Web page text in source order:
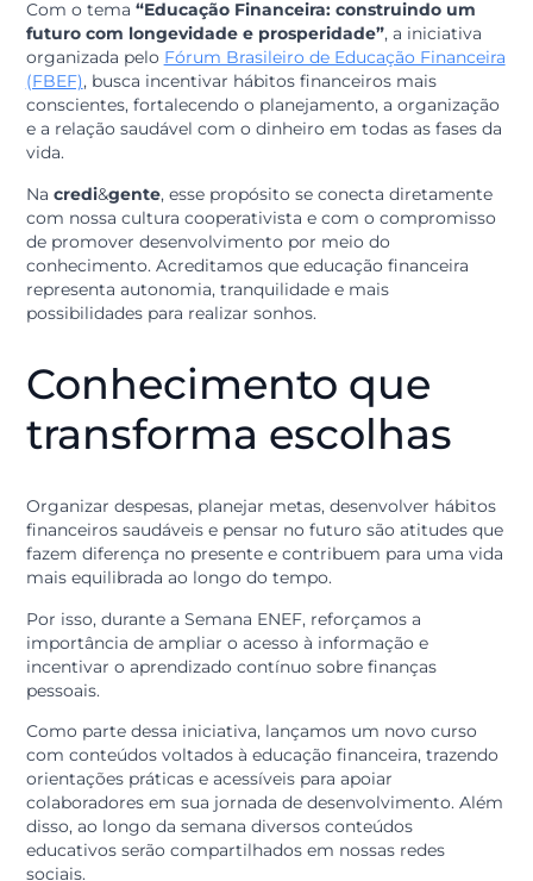
A Semana Nacional de Educação Financeira (ENEF)
começou trazendo um importante convite à reflexão:
como as escolhas de hoje podem contribuir para um
futuro mais equilibrado, seguro e próspero.
Com o tema“Educação Financeira: construindo um
futuro com longevidade e prosperidade”
organizada peloFórum Brasileiro de Educação
(FBEF), busca incentivar hábitos financeiros mais
conscientes, fortalecendo o planejamento, a
e a relação saudável com o dinheiro em todas as
vida.
com nossa cultura cooperativista e com o
de promover desenvolvimento por meio do
conhecimento. Acreditamos que educação financeira
representa autonomia, tranquilidade e mais
Conhecimento que
transforma escolhas
Organizar despesas, planejar metas, desenvolver
fazem diferença no presente e contribuem para uma
mais equilibrada ao longo do tempo.
Por isso, durante a Semana ENEF, reforçamos a
importância de ampliar o acesso à informação e
incentivar o aprendizado contínuo sobre finanças